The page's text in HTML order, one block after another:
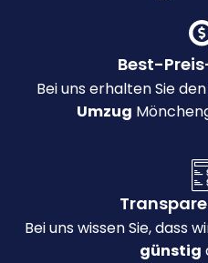
Best-
Bei uns erhalten Sie den
Umzug
Bei uns wissen Sie, dass
günstig